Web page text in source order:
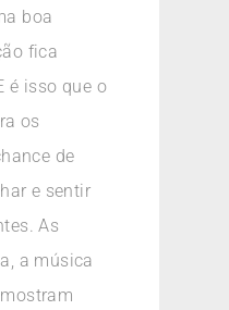
boa
fica
é isso que o
os
de
e sentir
As
a música